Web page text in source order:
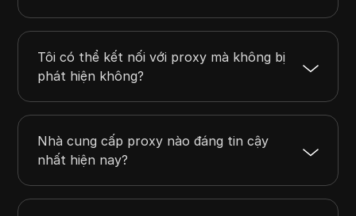
Tôi có thể kết nối với proxy mà không bị
phát hiện không?
Nhà cung cấp proxy nào đáng tin cậy
nhất hiện nay?